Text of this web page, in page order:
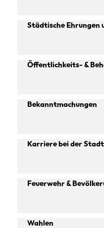
Städtische Ehrungen
Öffentlichkeits- &
Bekanntmachungen
Karriere bei der
Feuerwehr &
Wahlen